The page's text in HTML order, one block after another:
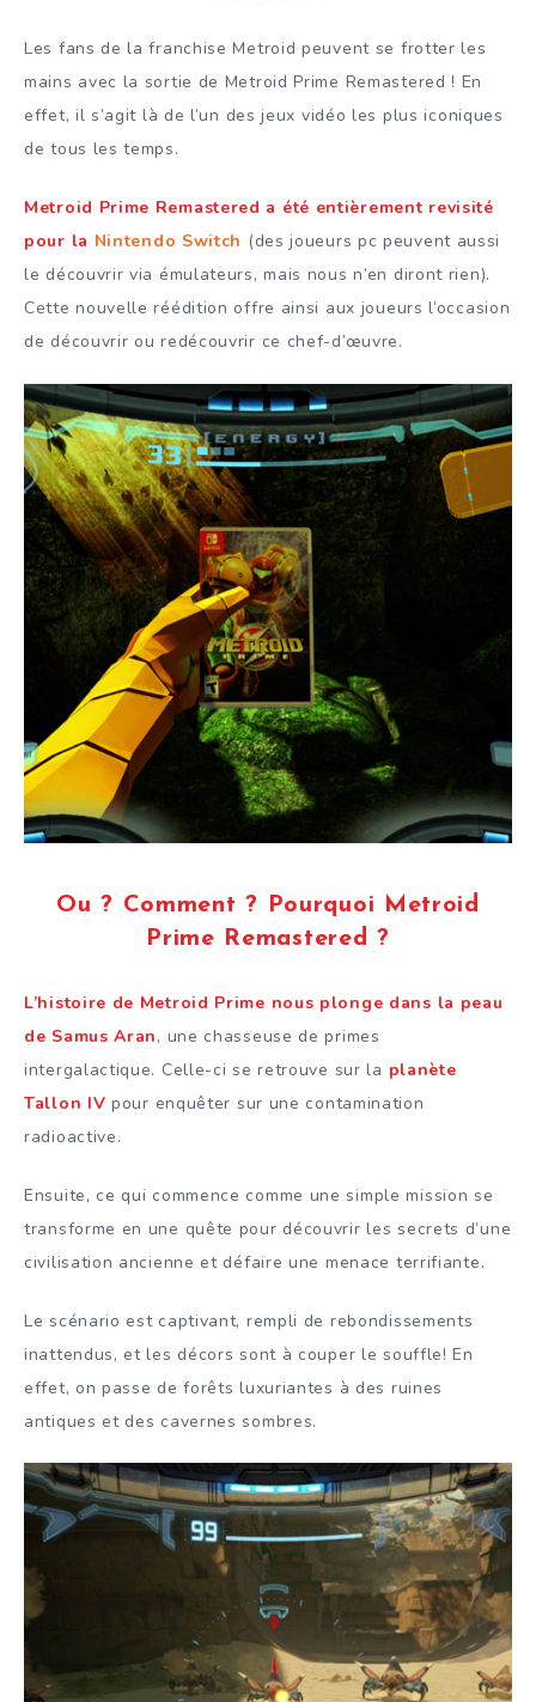
Les fans de la franchise Metroid peuvent se frotter les
mains avec la sortie de Metroid Prime Remastered ! En
effet, il s’agit là de l’un des jeux vidéo les plus iconiques
de tous les temps.
Metroid Prime Remastered a été entièrement revisité
pour la Nintendo Switch (des joueurs pc peuvent aussi
le découvrir via émulateurs, mais nous n’en diront rien).
Cette nouvelle réédition offre ainsi aux joueurs l’occasion
de découvrir ou redécouvrir ce chef-d’œuvre.
Ou ? Comment ? Pourquoi Metroid
Prime Remastered ?
L’histoire de Metroid Prime nous plonge dans la peau
de Samus Aran, une chasseuse de primes
intergalactique. Celle-ci se retrouve sur la planète
Tallon IV pour enquêter sur une contamination
radioactive.
Ensuite, ce qui commence comme une simple mission se
transforme en une quête pour découvrir les secrets d’une
civilisation ancienne et défaire une menace terrifiante.
Le scénario est captivant, rempli de rebondissements
inattendus, et les décors sont à couper le souffle! En
effet, on passe de forêts luxuriantes à des ruines
antiques et des cavernes sombres.